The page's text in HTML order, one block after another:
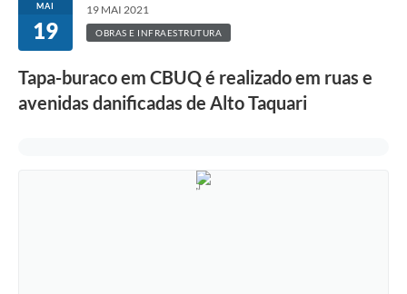
MAI
19
19 MAI 2021
OBRAS E INFRAESTRUTURA
Tapa-buraco em CBUQ é realizado em ruas e
avenidas danificadas de Alto Taquari